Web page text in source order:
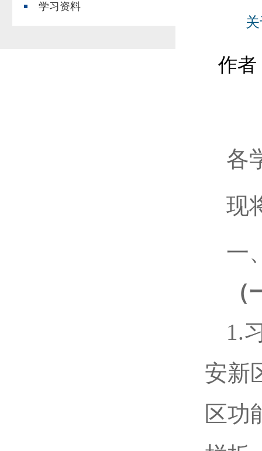
学习资料
作者
各
现
一
1.
安新
区功